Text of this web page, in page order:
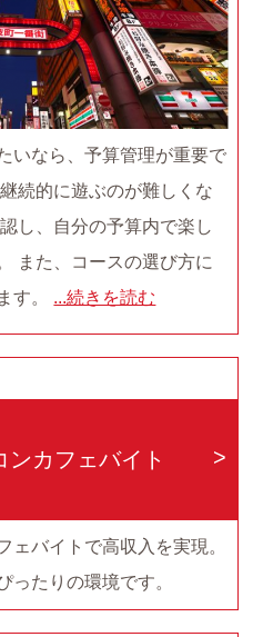
いなら、予算管理が重要で
続的に遊ぶのが難しくな
し、自分の予算内で楽し
また、コースの選び方に
す。 ...続きを読む
ンカフェバイト
ェバイトで高収入を実現。
ったりの環境です。